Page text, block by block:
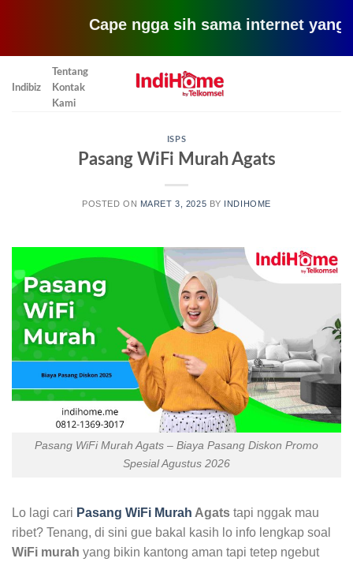
Cape ngga sih sama internet yang
Indibiz
Tentang
Kontak
Kami
ISPS
Pasang WiFi Murah Agats
POSTED ON MARET 3, 2025 BY INDIHOME
Pasang WiFi Murah Agats – Biaya Pasang Diskon Promo
Spesial Agustus 2026
Lo lagi cari Pasang WiFi Murah Agats tapi nggak mau
ribet? Tenang, di sini gue bakal kasih lo info lengkap soal
WiFi murah yang bikin kantong aman tapi tetep ngebut